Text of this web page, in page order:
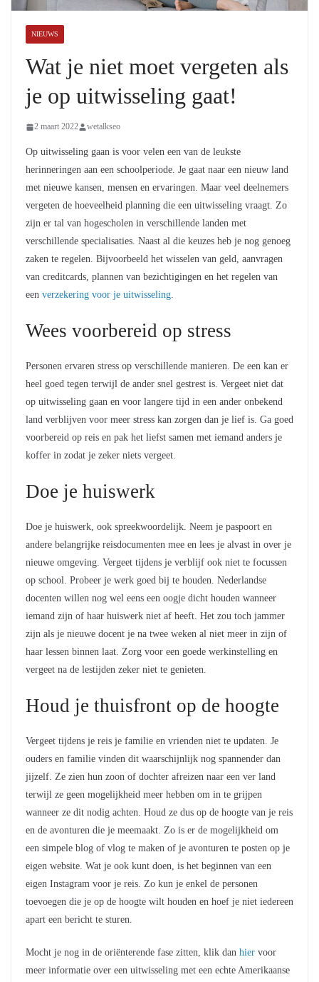
NIEUWS
Wat je niet moet vergeten als
je op uitwisseling gaat!
2 maart 2022 wetalkseo
Op uitwisseling gaan is voor velen een van de leukste
herinneringen aan een schoolperiode. Je gaat naar een nieuw land
met nieuwe kansen, mensen en ervaringen. Maar veel deelnemers
vergeten de hoeveelheid planning die een uitwisseling vraagt. Zo
zijn er tal van hogescholen in verschillende landen met
verschillende specialisaties. Naast al die keuzes heb je nog genoeg
zaken te regelen. Bijvoorbeeld het wisselen van geld, aanvragen
van creditcards, plannen van bezichtigingen en het regelen van
een verzekering voor je uitwisseling.
Wees voorbereid op stress
Personen ervaren stress op verschillende manieren. De een kan er
heel goed tegen terwijl de ander snel gestrest is. Vergeet niet dat
op uitwisseling gaan en voor langere tijd in een ander onbekend
land verblijven voor meer stress kan zorgen dan je lief is. Ga goed
voorbereid op reis en pak het liefst samen met iemand anders je
koffer in zodat je zeker niets vergeet.
Doe je huiswerk
Doe je huiswerk, ook spreekwoordelijk. Neem je paspoort en
andere belangrijke reisdocumenten mee en lees je alvast in over je
nieuwe omgeving. Vergeet tijdens je verblijf ook niet te focussen
op school. Probeer je werk goed bij te houden. Nederlandse
docenten willen nog wel eens een oogje dicht houden wanneer
iemand zijn of haar huiswerk niet af heeft. Het zou toch jammer
zijn als je nieuwe docent je na twee weken al niet meer in zijn of
haar lessen binnen laat. Zorg voor een goede werkinstelling en
vergeet na de lestijden zeker niet te genieten.
Houd je thuisfront op de hoogte
Vergeet tijdens je reis je familie en vrienden niet te updaten. Je
ouders en familie vinden dit waarschijnlijk nog spannender dan
jijzelf. Ze zien hun zoon of dochter afreizen naar een ver land
terwijl ze geen mogelijkheid meer hebben om in te grijpen
wanneer ze dit nodig achten. Houd ze dus op de hoogte van je reis
en de avonturen die je meemaakt. Zo is er de mogelijkheid om
een simpele blog of vlog te maken of je avonturen te posten op je
eigen website. Wat je ook kunt doen, is het beginnen van een
eigen Instagram voor je reis. Zo kun je enkel de personen
toevoegen die je op de hoogte wilt houden en hoef je niet iedereen
apart een bericht te sturen.
Mocht je nog in de oriënterende fase zitten, klik dan hier voor
meer informatie over een uitwisseling met een echte Amerikaanse